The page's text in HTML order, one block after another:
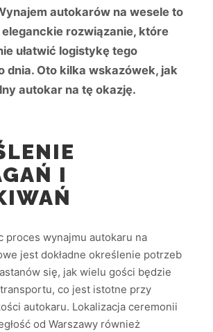
autokarów na wesele to
rozwiązanie, które
ułatwić logistykę tego
dnia. Oto kilka wskazówek, jak
autokar na tę okazję.
I
proces wynajmu autokaru na
jest dokładne określenie potrzeb
się, jak wielu gości będzie
co jest istotne przy
autokaru. Lokalizacja ceremonii
od Warszawy również